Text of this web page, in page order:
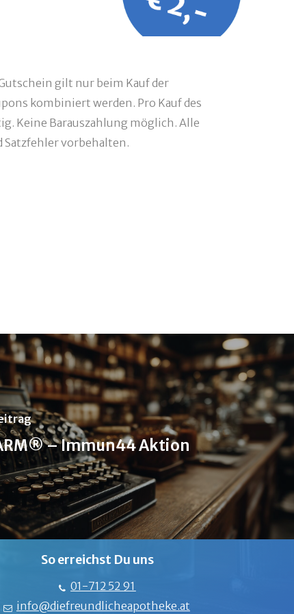
gilt nur beim Kauf der
kombiniert werden. Pro Kauf des
Keine Barauszahlung möglich. Alle
Satzfehler vorbehalten.
– Immun44 Aktion
So erreichst Du uns
01-712 52 91
info@diefreundlicheapotheke.at